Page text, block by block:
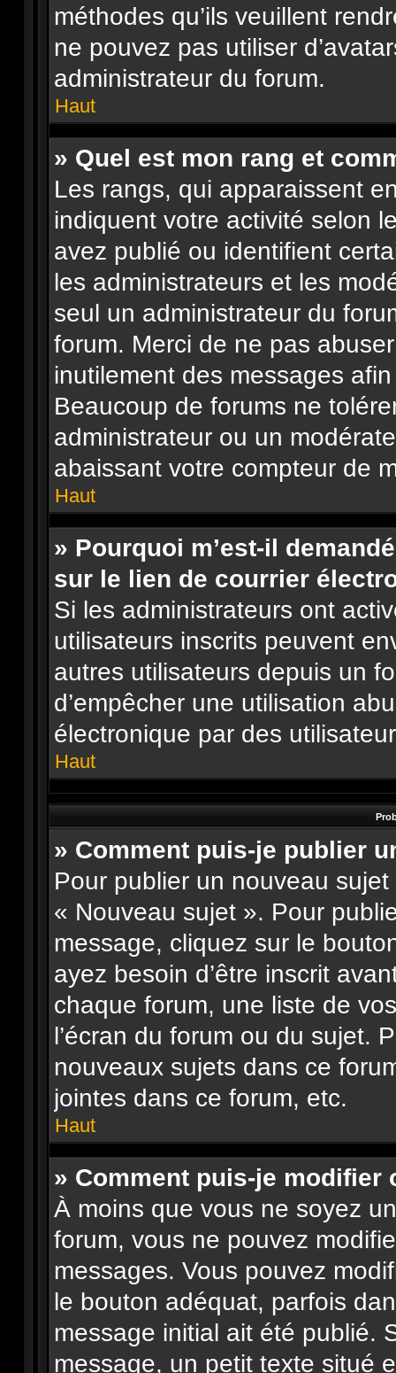
méthodes qu’ils veuillent
ne pouvez pas utiliser
administrateur du forum.
Haut
» Quel est mon rang et
Les rangs, qui apparaissent
indiquent votre activité selon
avez publié ou identifient
les administrateurs et les
seul un administrateur du
forum. Merci de ne pas
inutilement des messages
Beaucoup de forums ne
administrateur ou un
abaissant votre compteur de
Haut
» Pourquoi m’est-il
sur le lien de courrier
Si les administrateurs ont
utilisateurs inscrits peuvent
autres utilisateurs depuis un
d’empêcher une utilisation
électronique par des
Haut
» Comment puis-je publier
Pour publier un nouveau
« Nouveau sujet ». Pour
message, cliquez sur le
ayez besoin d’être inscrit
chaque forum, une liste de
l’écran du forum ou du sujet.
nouveaux sujets dans ce
jointes dans ce forum, etc.
Haut
» Comment puis-je modifier
À moins que vous ne soyez
forum, vous ne pouvez
messages. Vous pouvez
le bouton adéquat, parfois
message initial ait été publié.
message, un petit texte situé